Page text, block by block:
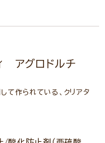
アグロドルチ
て作られている、クリアタ